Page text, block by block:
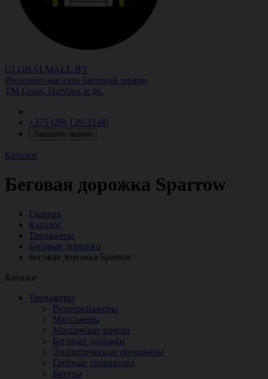
GLOBALMALL.BY
Интернет-магазин бытовой химии
ТМ Grass, Dutybox и др.
+375 (29) 129-33-00
Заказать звонок
Каталог
Беговая дорожка Sparrow
Главная
Каталог
Тренажеры
Беговые дорожки
Беговая дорожка Sparrow
Каталог
Тренажеры
Велотренажеры
Массажеры
Массажные кресла
Беговые дорожки
Эллиптические тренажеры
Гребные тренажеры
Батуты